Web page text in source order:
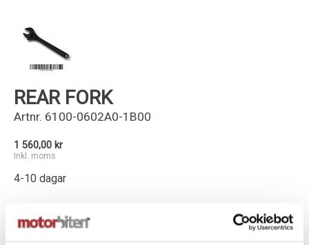
REAR FORK
Artnr. 6100-0602A0-1B00
1 560,00 kr
Inkl. moms
4-10 dagar
- +